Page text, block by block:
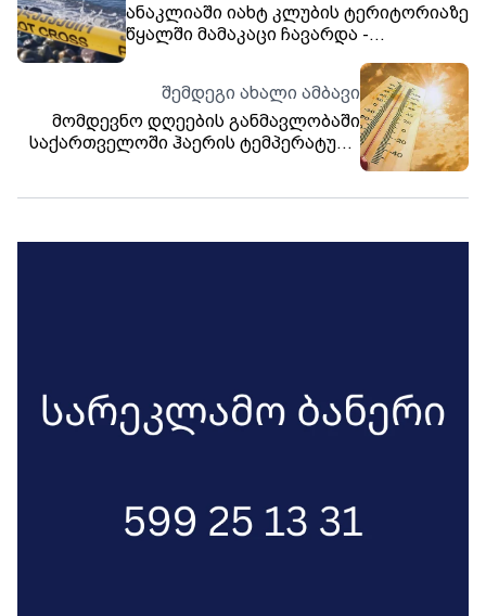
ანაკლიაში იახტ კლუბის ტერიტორიაზე
წყალში მამაკაცი ჩავარდა -
შემდეგი ახალი ამბავი
მომდევნო დღეების განმავლობაში
საქართველოში ჰაერის ტემპერატურა